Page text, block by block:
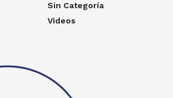
Sin Categoría
Videos